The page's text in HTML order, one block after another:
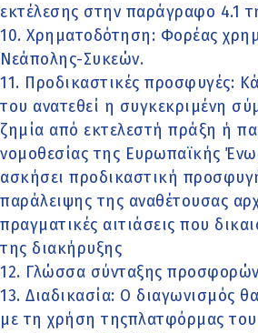
εκτέλεσης στην παράγραφο 4.1
10. Χρηματοδότηση: Φορέας
Νεάπολης-Συκεών.
11. Προδικαστικές προσφυγές:
του ανατεθεί η συγκεκριμένη
ζημία από εκτελεστή πράξη ή
νομοθεσίας της Ευρωπαϊκής
ασκήσει προδικαστική
παράλειψης της αναθέτουσας
πραγματικές αιτιάσεις που
της διακήρυξης
12. Γλώσσα σύνταξης
13. Διαδικασία: Ο διαγωνισμός
με τη χρήση τηςπλατφόρμας